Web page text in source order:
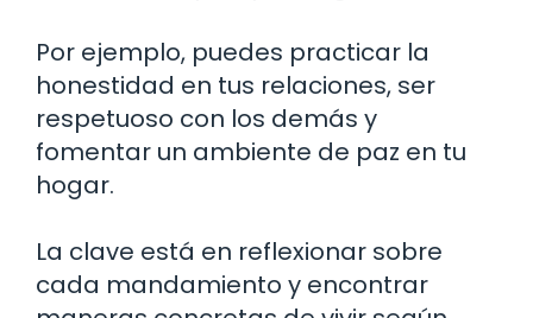
Por ejemplo, puedes practicar la
honestidad en tus relaciones, ser
respetuoso con los demás y
fomentar un ambiente de paz en tu
hogar.
La clave está en reflexionar sobre
cada mandamiento y encontrar